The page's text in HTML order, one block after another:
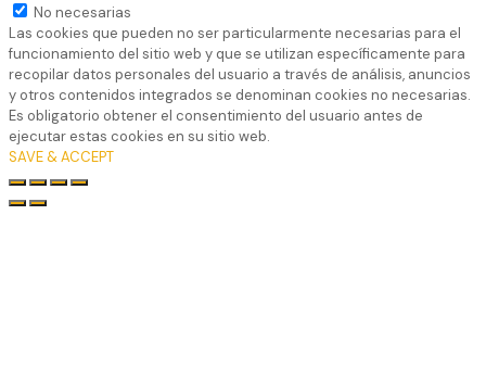
No necesarias
Las cookies que pueden no ser particularmente necesarias para el
funcionamiento del sitio web y que se utilizan específicamente para
recopilar datos personales del usuario a través de análisis, anuncios
y otros contenidos integrados se denominan cookies no necesarias.
Es obligatorio obtener el consentimiento del usuario antes de
ejecutar estas cookies en su sitio web.
SAVE & ACCEPT